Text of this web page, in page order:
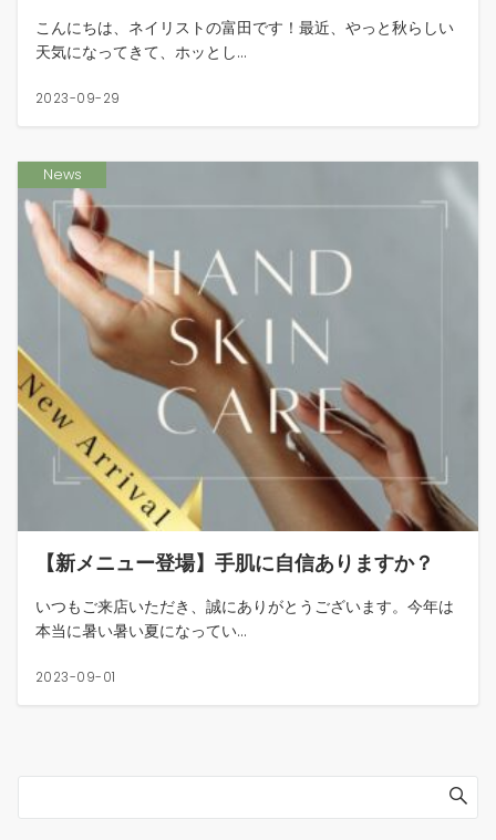
こんにちは、ネイリストの富田です！最近、やっと秋らしい
天気になってきて、ホッとし...
2023-09-29
News
【新メニュー登場】手肌に自信ありますか？
いつもご来店いただき、誠にありがとうございます。今年は
本当に暑い暑い夏になってい...
2023-09-01